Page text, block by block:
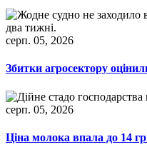
серп. 05, 2026
Збитки агросектору
серп. 05, 2026
Ціна молока впала до 14